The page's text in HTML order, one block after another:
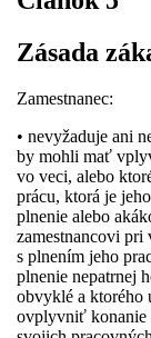
Zásada
Zamestnanec:
• nevyžaduje ani
by mohli mať
vo veci, alebo
prácu, ktorá je
plnenie alebo
zamestnancovi
s plnením jeho
plnenie nepatrnej
obvyklé a ktorého
ovplyvniť konanie